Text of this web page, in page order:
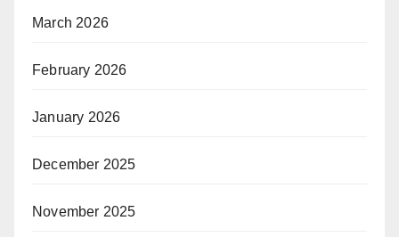
March 2026
February 2026
January 2026
December 2025
November 2025